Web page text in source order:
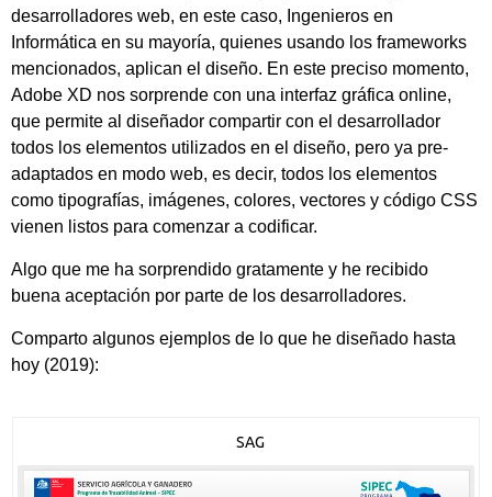
desarrolladores web, en este caso, Ingenieros en
Informática en su mayoría, quienes usando los frameworks
mencionados, aplican el diseño. En este preciso momento,
Adobe XD nos sorprende con una interfaz gráfica online,
que permite al diseñador compartir con el desarrollador
todos los elementos utilizados en el diseño, pero ya pre-
adaptados en modo web, es decir, todos los elementos
como tipografías, imágenes, colores, vectores y código CSS
vienen listos para comenzar a codificar.
Algo que me ha sorprendido gratamente y he recibido
buena aceptación por parte de los desarrolladores.
Comparto algunos ejemplos de lo que he diseñado hasta
hoy (2019):
SAG